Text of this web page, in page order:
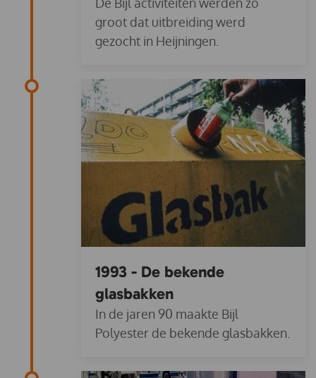
groot dat uitbreiding werd
gezocht in Heijningen.
1993 - De bekende
glasbakken
In de jaren 90 maakte Bijl
Polyester de bekende glasbakken.